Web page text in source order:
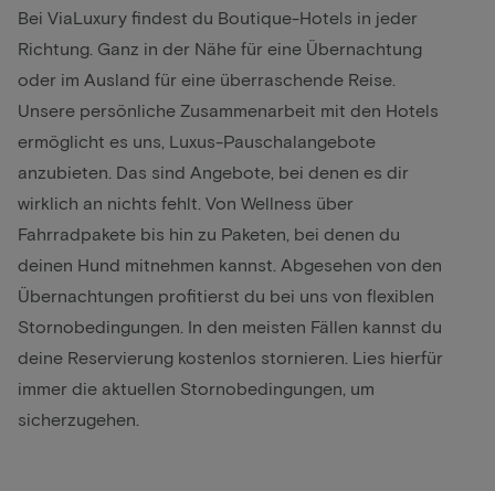
Bei ViaLuxury findest du Boutique-Hotels in jeder
Richtung. Ganz in der Nähe für eine Übernachtung
oder im Ausland für eine überraschende Reise.
Unsere persönliche Zusammenarbeit mit den Hotels
ermöglicht es uns, Luxus-Pauschalangebote
anzubieten. Das sind Angebote, bei denen es dir
wirklich an nichts fehlt. Von Wellness über
Fahrradpakete bis hin zu Paketen, bei denen du
deinen Hund mitnehmen kannst . Abgesehen von den
Übernachtungen profitierst du bei uns von flexiblen
Stornobedingungen. In den meisten Fällen kannst du
deine Reservierung kostenlos stornieren. Lies hierfür
immer die aktuellen Stornobedingungen, um
sicherzugehen.